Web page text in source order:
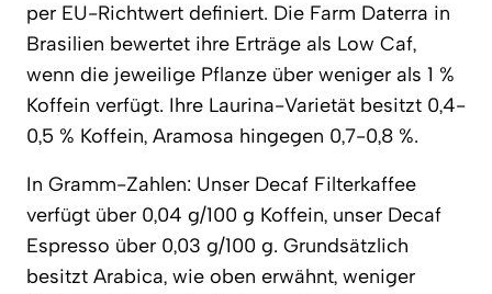
per EU-Richtwert definiert. Die Farm Daterra in
Brasilien bewertet ihre Erträge als Low Caf,
wenn die jeweilige Pflanze über weniger als 1 %
Koffein verfügt. Ihre Laurina-Varietät besitzt 0,4-
0,5 % Koffein, Aramosa hingegen 0,7-0,8 %.
In Gramm-Zahlen: Unser Decaf Filterkaffee
verfügt über 0,04 g/100 g Koffein, unser Decaf
Espresso über 0,03 g/100 g. Grundsätzlich
besitzt Arabica, wie oben erwähnt, weniger